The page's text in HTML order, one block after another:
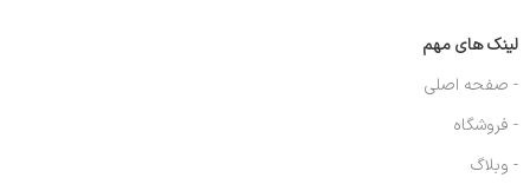
لینک های مهم
- صفحه اصلی
- فروشگاه
- وبلاگ